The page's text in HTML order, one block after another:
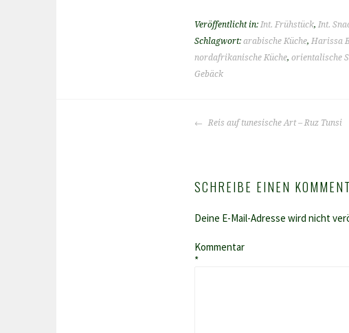
Veröffentlicht in: Int. Frühstück, Int.
Schlagwort: arabische Küche, Harissa
nordafrikanische Küche, orientalische
Gebäck
BEITRAGS-
Reis auf tunesische Art – Ruz Tunsi
SCHREIBE EINEN
Deine E-Mail-Adresse wird nicht
Kommentar
*